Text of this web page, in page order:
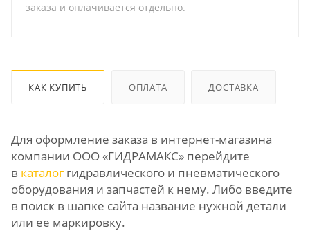
заказа и оплачивается отдельно.
КАК КУПИТЬ ОПЛАТА ДОСТАВКА
Для оформление заказа в интернет-магазина
компании ООО «ГИДРАМАКС» перейдите
в каталог гидравлического и пневматического
оборудования и запчастей к нему. Либо введите
в поиск в шапке сайта название нужной детали
или ее маркировку.